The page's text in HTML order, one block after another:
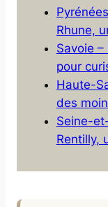
Rhune,
Savoie
pour
Haute-
des
Seine-
Rentilly,